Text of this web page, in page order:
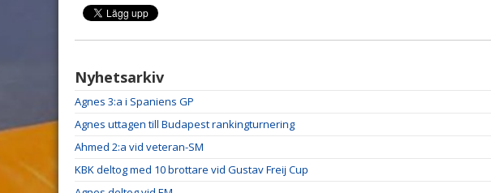
Nyhetsarkiv
Agnes 3:a i Spaniens GP
Agnes uttagen till Budapest rankingturnering
Ahmed 2:a vid veteran-SM
KBK deltog med 10 brottare vid Gustav Freij Cup